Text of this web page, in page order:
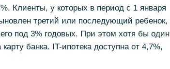
Клиенты, у которых в период с 1 января
третий или последующий ребенок,
под 3% годовых. При этом хотя бы один
банка. IT-ипотека доступна от 4,7%,